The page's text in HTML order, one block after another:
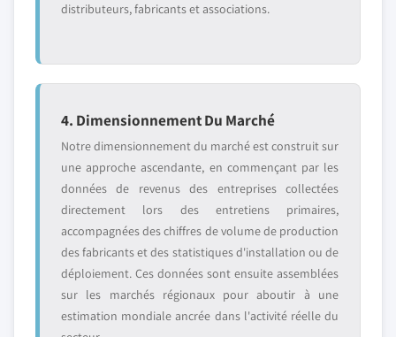
distributeurs, fabricants et associations.
4. Dimensionnement Du Marché
Notre dimensionnement du marché est construit sur
une approche ascendante, en commençant par les
données de revenus des entreprises collectées
directement lors des entretiens primaires,
accompagnées des chiffres de volume de production
des fabricants et des statistiques d'installation ou de
déploiement. Ces données sont ensuite assemblées
sur les marchés régionaux pour aboutir à une
estimation mondiale ancrée dans l'activité réelle du